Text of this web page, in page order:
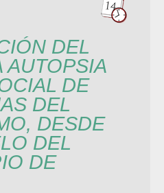
DEL
AUTOPSIA
DE
DEL
DESDE
DEL
DE